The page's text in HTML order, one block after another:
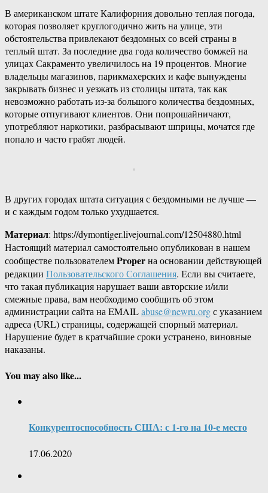
В американском штате Калифорния довольно теплая погода,
которая позволяет круглогодично жить на улице, эти
обстоятельства привлекают бездомных со всей страны в
теплый штат. За последние два года количество бомжей на
улицах Сакраменто увеличилось на 19 процентов. Многие
владельцы магазинов, парикмахерских и кафе вынуждены
закрывать бизнес и уезжать из столицы штата, так как
невозможно работать из-за большого количества бездомных,
которые отпугивают клиентов. Они попрошайничают,
употребляют наркотики, разбрасывают шприцы, мочатся где
попало и часто грабят людей.
В других городах штата ситуация с бездомными не лучше —
и с каждым годом только ухудшается.
Материал: https://dymontiger.livejournal.com/12504880.html
Настоящий материал самостоятельно опубликован в нашем
сообществе пользователемProperна основании действующей
редакции Пользовательского Соглашения. Если вы считаете,
что такая публикация нарушает ваши авторские и/или
смежные права, вам необходимо сообщить об этом
администрации сайта на EMAILabuse@newru.orgс указанием
адреса (URL) страницы, содержащей спорный материал.
Нарушение будет в кратчайшие сроки устранено, виновные
наказаны.
You may also like...
Конкурентоспособность США: с 1-го на 10-е место
17.06.2020